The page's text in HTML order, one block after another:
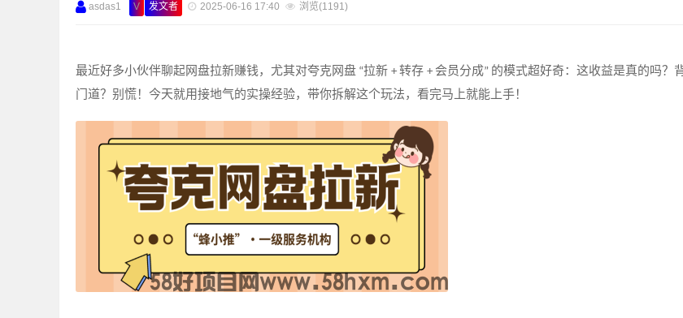
asdas1 V 发文者 2025-06-16 17:40 浏览(1191)
最近好多小伙伴聊起网盘拉新赚钱，尤其对夸克网盘 “拉新 + 转存 + 会员分成” 的模式超好奇：这收益是真的吗？
门道？别慌！今天就用接地气的实操经验，带你拆解这个玩法，看完马上就能上手！